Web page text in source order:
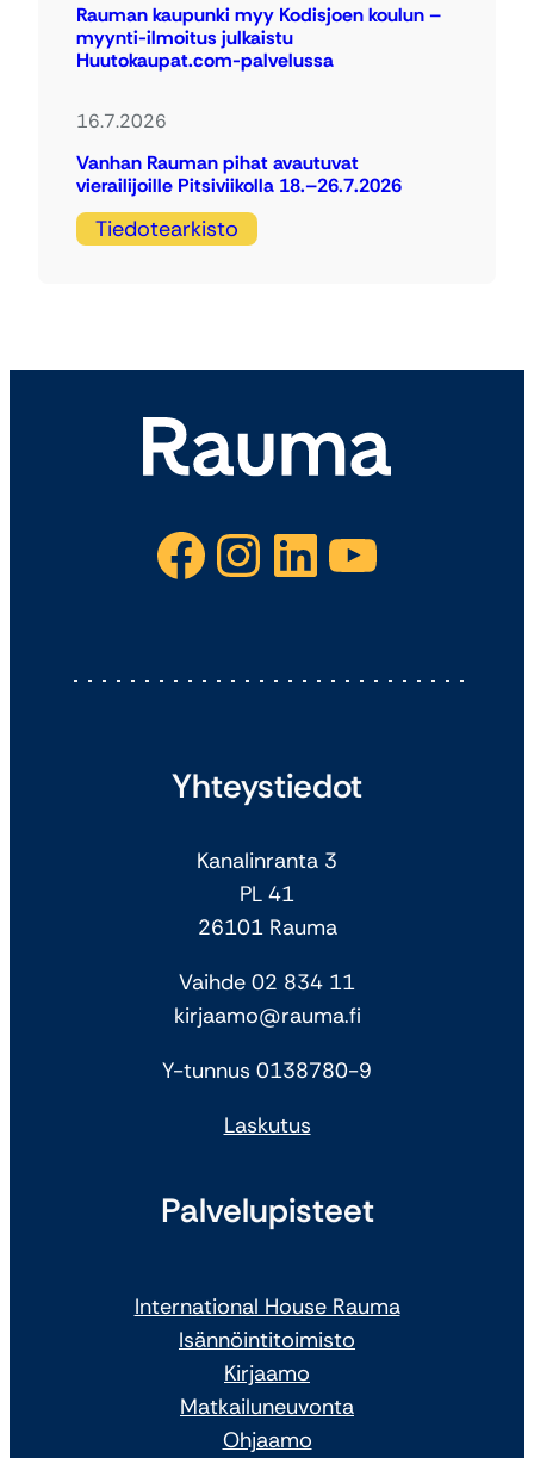
Rauman kaupunki myy Kodisjoen koulun –
myynti-ilmoitus julkaistu
Huutokaupat.com-palvelussa
16.7.2026
Vanhan Rauman pihat avautuvat
vierailijoille Pitsiviikolla 18.–26.7.2026
Tiedotearkisto
Facebook Instagram LinkedIn YouTube
Yhteystiedot
Kanalinranta 3
PL 41
26101 Rauma
Vaihde 02 834 11
kirjaamo@rauma.fi
Y-tunnus 0138780-9
Laskutus
Palvelupisteet
International House Rauma
Isännöintitoimisto
Kirjaamo
Matkailuneuvonta
Ohjaamo